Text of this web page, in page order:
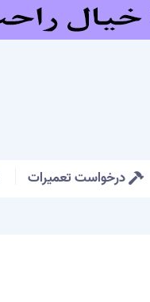
درخواست تعمیرات